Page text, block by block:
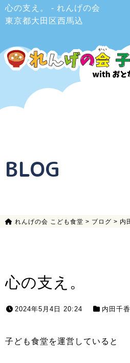
心の支え。 - れんげの会
東京都大田区西馬込
BLOG
れんげの会 こども食堂 > ブログ > 内
心の支え。
2024年5月4日 20:24 内田千
子ども食堂を運営していると